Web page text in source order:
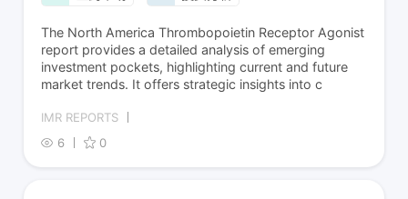
The North America Thrombopoietin Receptor Agonist
report provides a detailed analysis of emerging
investment pockets, highlighting current and future
market trends. It offers strategic insights into c
IMR REPORTS
6
0